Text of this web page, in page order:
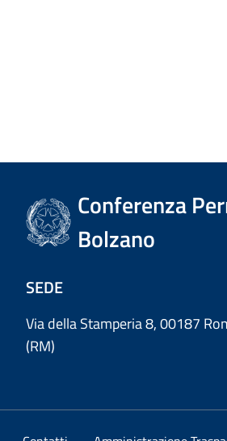
Conferenza
Bolzano
SEDE
Via della Stamperia 8, 00187
(RM)